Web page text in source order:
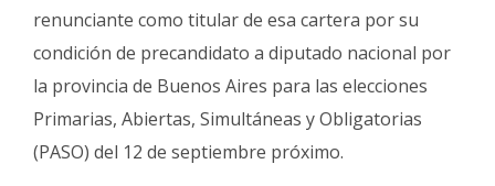
renunciante como titular de esa cartera por su
condición de precandidato a diputado nacional por
la provincia de Buenos Aires para las elecciones
Primarias, Abiertas, Simultáneas y Obligatorias
(PASO) del 12 de septiembre próximo.